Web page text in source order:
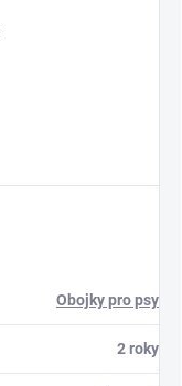
Obojky pro psy
2 roky